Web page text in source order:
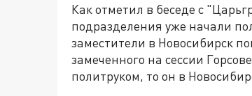
Как отметил в беседе с
подразделения уже начали
заместители в Новосибирск
замеченного на сессии
политруком, то он в